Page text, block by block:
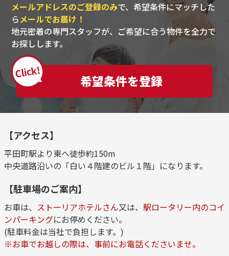
メールアドレスのご登録のみで、希望条件にマッチした
らメールでお届け！
地元密着の専門スタッフが、ご希望に合う物件を全力で
お探しします。
Click!
希望条件を登録
【アクセス】
平田町駅より東へ徒歩約150m
中央道路沿いの「白い４階建のビル１階」になります。
【駐車場のご案内】
お車は、 ストーリアホテルさん又は、 駅ロータリー内のコイ
ンパーキングにお停めください。
(駐車料金は当社で負担します。)
※お車でお越しの際は、事前にお電話くださいませ。